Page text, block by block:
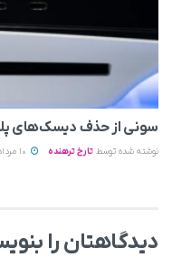
سونی از حذف دیسک‌های
نوشته شده توسط تارخ ترهنده
دیدگاهتان را